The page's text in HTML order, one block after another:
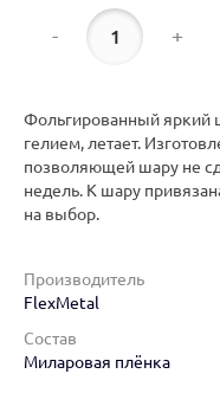
- +
Фольгированный яркий
гелием, летает.
позволяющей шару не
недель. К шару
на выбор.
Производитель
FlexMetal
Состав
Миларовая плёнка